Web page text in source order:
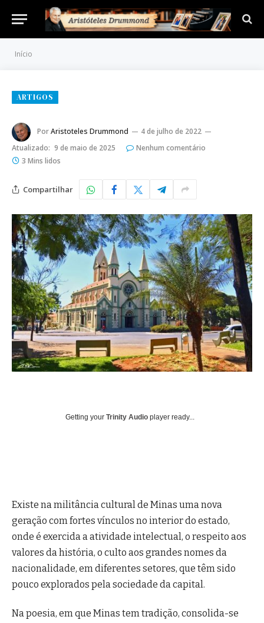
Início
ARTIGOS
PorAristoteles Drummond
4 de julho de 2022
Atualizado: 9 de maio de 2025
Nenhum comentário
3 Mins lidos
Compartilhar
Getting your Trinity Audio player ready...
Existe na militância cultural de Minas uma nova
geração com fortes vínculos no interior do estado,
onde é exercida a atividade intelectual, o respeito aos
valores da história, o culto aos grandes nomes da
nacionalidade, em diferentes setores, que têm sido
pouco explorados pela sociedade da capital.
Na poesia, em que Minas tem tradição, consolida-se